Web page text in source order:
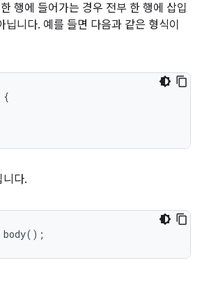
행에 들어가는 경우 전부 한 행에 삽입
닙니다. 예를 들면 다음과 같은 형식이
{
니다.
body();